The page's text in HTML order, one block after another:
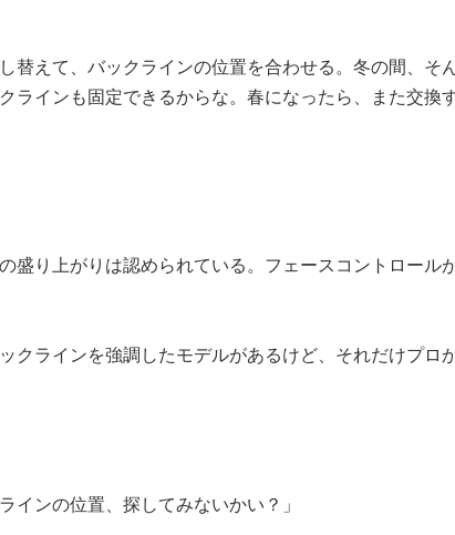
替えて、バックラインの位置を合わせる。冬の間、そ
インも固定できるからな。春になったら、また交換
盛り上がりは認められている。フェースコントロール
クラインを強調したモデルがあるけど、それだけプロ
インの位置、探してみないかい？」